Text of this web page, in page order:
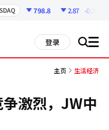
798.8 2.87 -0.36%
登录 搜 all
主页 生活经济
激烈，JW中